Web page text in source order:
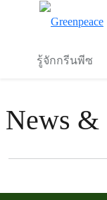
รู้จักกรีนพีซ
News &
Filter posts